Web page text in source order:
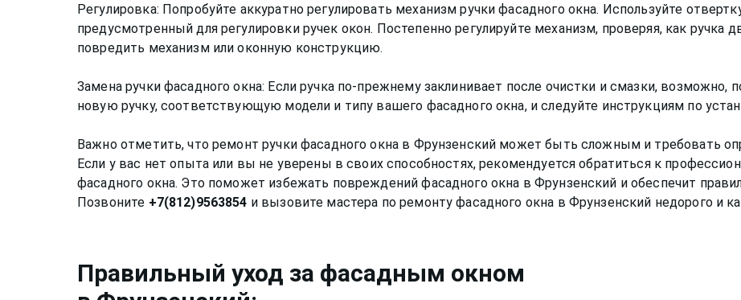
Регулировка: Попробуйте аккуратно регулировать механизм ручки фасадного окна. Используйте
предусмотренный для регулировки ручек окон. Постепенно регулируйте механизм, проверяя, как
повредить механизм или оконную конструкцию.
Замена ручки фасадного окна: Если ручка по-прежнему заклинивает после очистки и смазки, возможно,
новую ручку, соответствующую модели и типу вашего фасадного окна, и следуйте инструкциям по
Важно отметить, что ремонт ручки фасадного окна в Фрунзенский может быть сложным и требовать
Если у вас нет опыта или вы не уверены в своих способностях, рекомендуется обратиться к
фасадного окна. Это поможет избежать повреждений фасадного окна в Фрунзенский и обеспечит
Позвоните +7(812)9563854
Правильный уход за фасадным окном